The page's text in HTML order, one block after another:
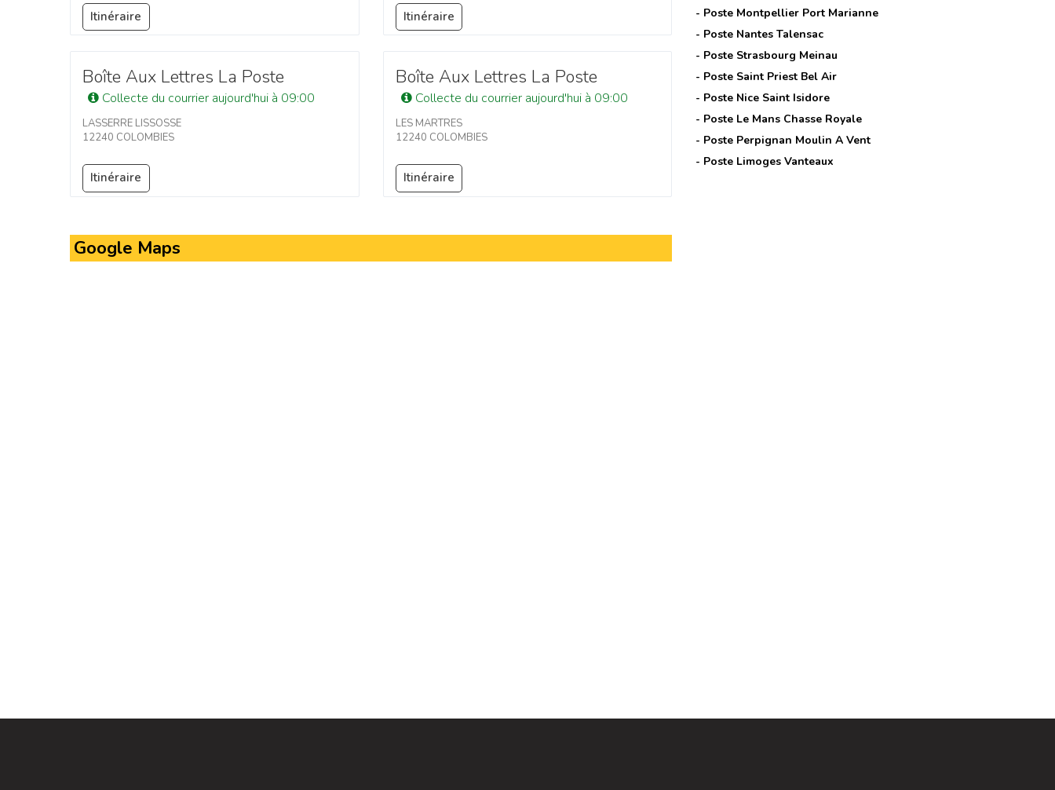
Itinéraire Itinéraire
Boîte Aux Lettres La Poste
Collecte du courrier aujourd'hui à 09:00
LASSERRE LISSOSSE
12240 COLOMBIES
Itinéraire
Boîte Aux Lettres La Poste
Collecte du courrier aujourd'hui à 09:00
LES MARTRES
12240 COLOMBIES
Itinéraire
Google Maps
- Poste Montpellier Port Marianne
- Poste Nantes Talensac
- Poste Strasbourg Meinau
- Poste Saint Priest Bel Air
- Poste Nice Saint Isidore
- Poste Le Mans Chasse Royale
- Poste Perpignan Moulin A Vent
- Poste Limoges Vanteaux